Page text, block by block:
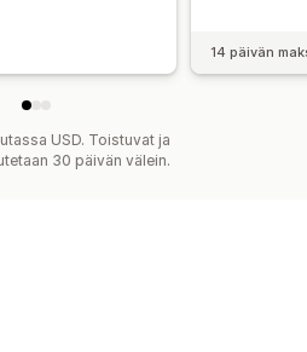
14 päivän
USD. Toistuvat ja
30 päivän välein.